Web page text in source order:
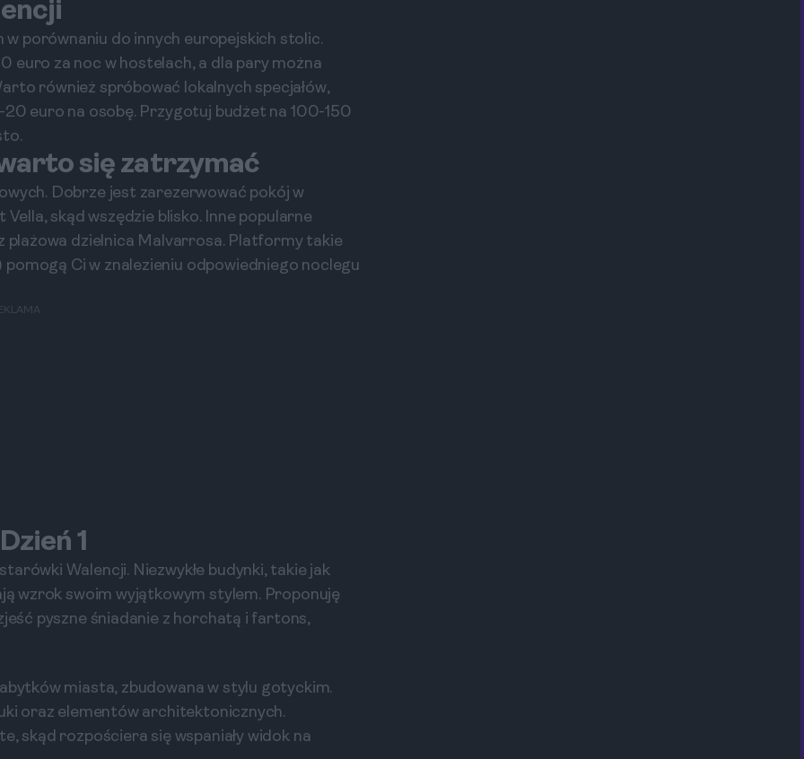
porównaniu do innych europejskich stolic.
euro za noc w hostelach, a dla pary można
również spróbować lokalnych specjałów,
euro na osobę. Przygotuj budżet na 100-150
się zatrzymać
Dobrze jest zarezerwować pokój w
skąd wszędzie blisko. Inne popularne
plażowa dzielnica Malvarrosa. Platformy takie
Ci w znalezieniu odpowiedniego noclegu
1
Walencji. Niezwykłe budynki, takie jak
wzrok swoim wyjątkowym stylem. Proponuję
pyszne śniadanie z horchatą i fartons,
miasta, zbudowana w stylu gotyckim.
oraz elementów architektonicznych.
skąd rozpościera się wspaniały widok na